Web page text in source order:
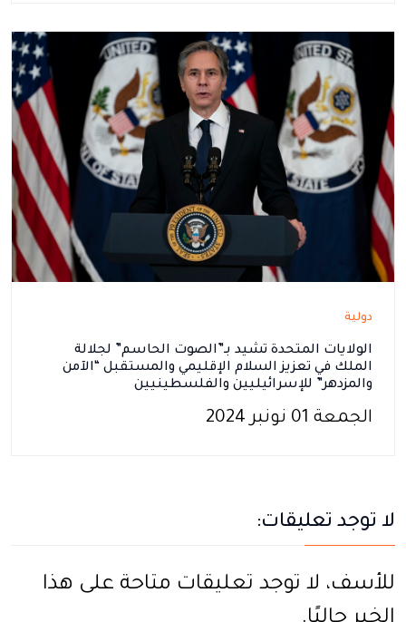
دولية
الولايات المتحدة تشيد بـ”الصوت الحاسم” لجلالة
الملك في تعزيز السلام الإقليمي والمستقبل “الآمن
والمزدهر” للإسرائيليين والفلسطينيين
الجمعة 01 نونبر 2024
لا توجد تعليقات:
للأسف، لا توجد تعليقات متاحة على هذا